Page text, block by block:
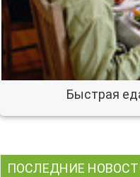
Быстрая
ПОСЛЕДНИЕ